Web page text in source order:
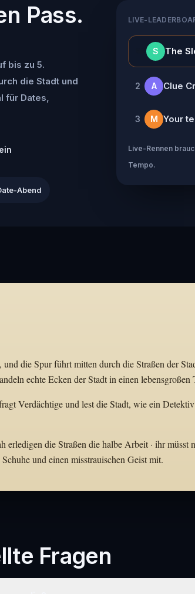
Pass.
bis zu 5.
die Stadt und
für Dates,
Abend
LIVE-
S The
2 A Clue
3 M Your
Live-Rennen
Tempo.
die Spur führt mitten durch die Straßen der
echte Ecken der Stadt in einen lebensgroßen
Verdächtige und lest die Stadt, wie ein
die Straßen die halbe Arbeit · ihr müsst
und einen misstrauischen Geist mit.
Fragen